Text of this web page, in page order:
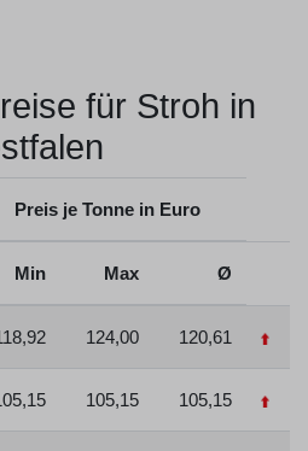
für Stroh in
Preis je Tonne in Euro
Min Max Ø
124,00 120,61
105,15 105,15